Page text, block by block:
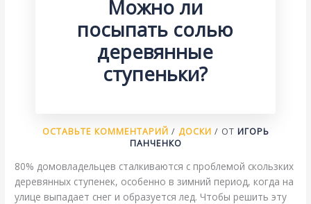
Можно ли
посыпать солью
деревянные
ступеньки?
ОСТАВЬТЕ КОММЕНТАРИЙ / ДОСКИ / ОТ ИГОРЬ
ПАНЧЕНКО
80% домовладельцев сталкиваются с проблемой скользких
деревянных ступенек, особенно в зимний период, когда на
улице выпадает снег и образуется лед. Чтобы решить эту